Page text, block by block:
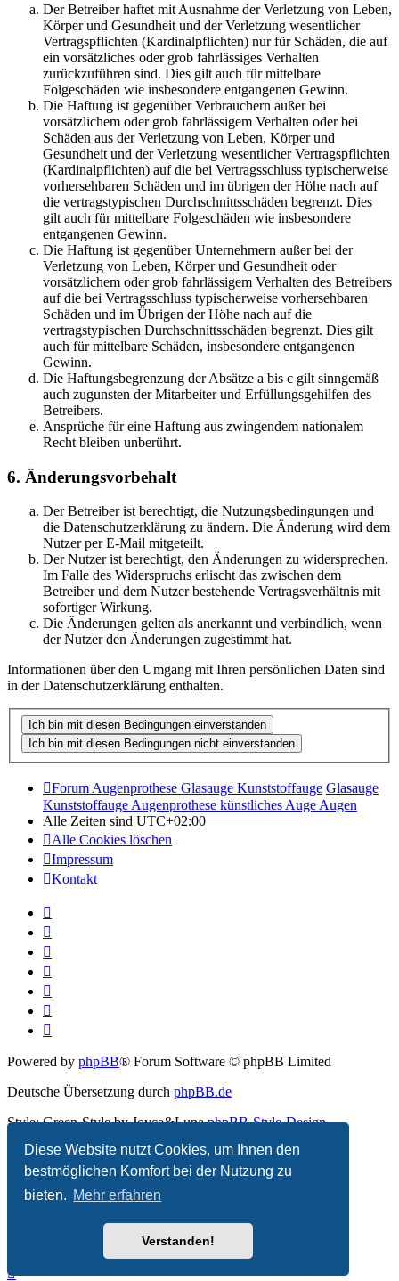
Diese Website nutzt Cookies, um Ihnen den
bestmöglichen Komfort bei der Nutzung zu
bieten. Mehr erfahren
Verstanden!
Der Betreiber haftet mit Ausnahme der Verletzung von Leben,
Körper und Gesundheit und der Verletzung wesentlicher
Vertragspflichten (Kardinalpflichten) nur für Schäden, die auf
ein vorsätzliches oder grob fahrlässiges Verhalten
zurückzuführen sind. Dies gilt auch für mittelbare
Folgeschäden wie insbesondere entgangenen Gewinn.
Die Haftung ist gegenüber Verbrauchern außer bei
vorsätzlichem oder grob fahrlässigem Verhalten oder bei
Schäden aus der Verletzung von Leben, Körper und
Gesundheit und der Verletzung wesentlicher Vertragspflichten
(Kardinalpflichten) auf die bei Vertragsschluss typischerweise
vorhersehbaren Schäden und im übrigen der Höhe nach auf
die vertragstypischen Durchschnittsschäden begrenzt. Dies
gilt auch für mittelbare Folgeschäden wie insbesondere
entgangenen Gewinn.
Die Haftung ist gegenüber Unternehmern außer bei der
Verletzung von Leben, Körper und Gesundheit oder
vorsätzlichem oder grob fahrlässigem Verhalten des Betreibers
auf die bei Vertragsschluss typischerweise vorhersehbaren
Schäden und im Übrigen der Höhe nach auf die
vertragstypischen Durchschnittsschäden begrenzt. Dies gilt
auch für mittelbare Schäden, insbesondere entgangenen
Gewinn.
Die Haftungsbegrenzung der Absätze a bis c gilt sinngemäß
auch zugunsten der Mitarbeiter und Erfüllungsgehilfen des
Betreibers.
Ansprüche für eine Haftung aus zwingendem nationalem
Recht bleiben unberührt.
6. Änderungsvorbehalt
Der Betreiber ist berechtigt, die Nutzungsbedingungen und
die Datenschutzerklärung zu ändern. Die Änderung wird dem
Nutzer per E-Mail mitgeteilt.
Der Nutzer ist berechtigt, den Änderungen zu widersprechen.
Im Falle des Widerspruchs erlischt das zwischen dem
Betreiber und dem Nutzer bestehende Vertragsverhältnis mit
sofortiger Wirkung.
Die Änderungen gelten als anerkannt und verbindlich, wenn
der Nutzer den Änderungen zugestimmt hat.
Informationen über den Umgang mit Ihren persönlichen Daten sind
in der Datenschutzerklärung enthalten.
Forum Augenprothese Glasauge Kunststoffauge Glasauge
Kunststoffauge Augenprothese künstliches Auge Augen
Alle Zeiten sind UTC+02:00
Alle Cookies löschen
Impressum
Kontakt
Powered by phpBB® Forum Software © phpBB Limited
Deutsche Übersetzung durch phpBB.de
Style: Green-Style by Joyce&LunaphpBB-Style-Design
Datenschutz |Nutzungsbedingungen